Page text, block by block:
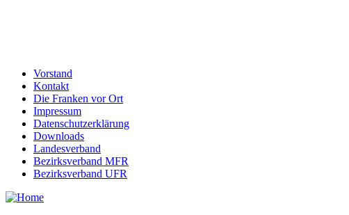
Vorstand
Kontakt
Die Franken vor Ort
Impressum
Datenschutzerklärung
Downloads
Landesverband
Bezirksverband MFR
Bezirksverband UFR